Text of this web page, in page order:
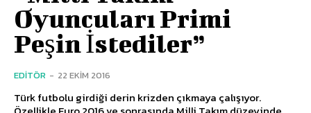
Oyuncuları Primi
Peşin İstediler”
EDITÖR - 22 EKIM 2016
Türk futbolu girdiği derin krizden çıkmaya çalışıyor.